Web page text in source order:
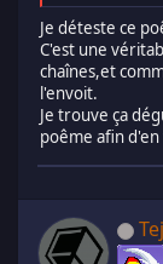
Je déteste ce
C'est une
chaînes,et
l'envoit.
Je trouve ça
poême afin